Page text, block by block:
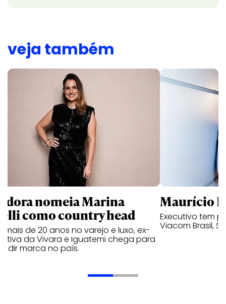
veja também
nomeia Marina
como country head
mais de 20 anos no varejo e luxo, ex-
da Vivara e Iguatemi chega para
marca no país.
Maurício
Executivo tem
Viacom Brasil,